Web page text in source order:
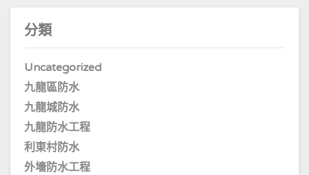
分類
Uncategorized
九龍區防水
九龍城防水
九龍防水工程
利東村防水
外墻防水工程